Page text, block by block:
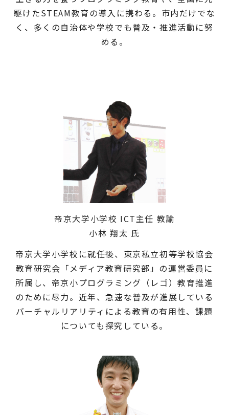
駆けたSTEAM教育の導入に携わる。市内だけでな
く、多くの自治体や学校でも普及・推進活動に努
める。
帝京大学小学校 ICT主任 教諭
小林 翔太 氏
帝京大学小学校に就任後、東京私立初等学校協会
教育研究会「メディア教育研究部」の運営委員に
所属し、帝京小プログラミング（レゴ）教育推進
のために尽力。近年、急速な普及が進展している
バーチャルリアリティによる教育の有用性、課題
についても探究している。